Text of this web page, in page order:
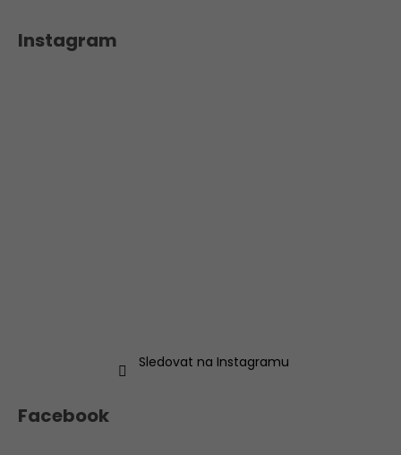
Instagram
Sledovat na Instagramu
Facebook